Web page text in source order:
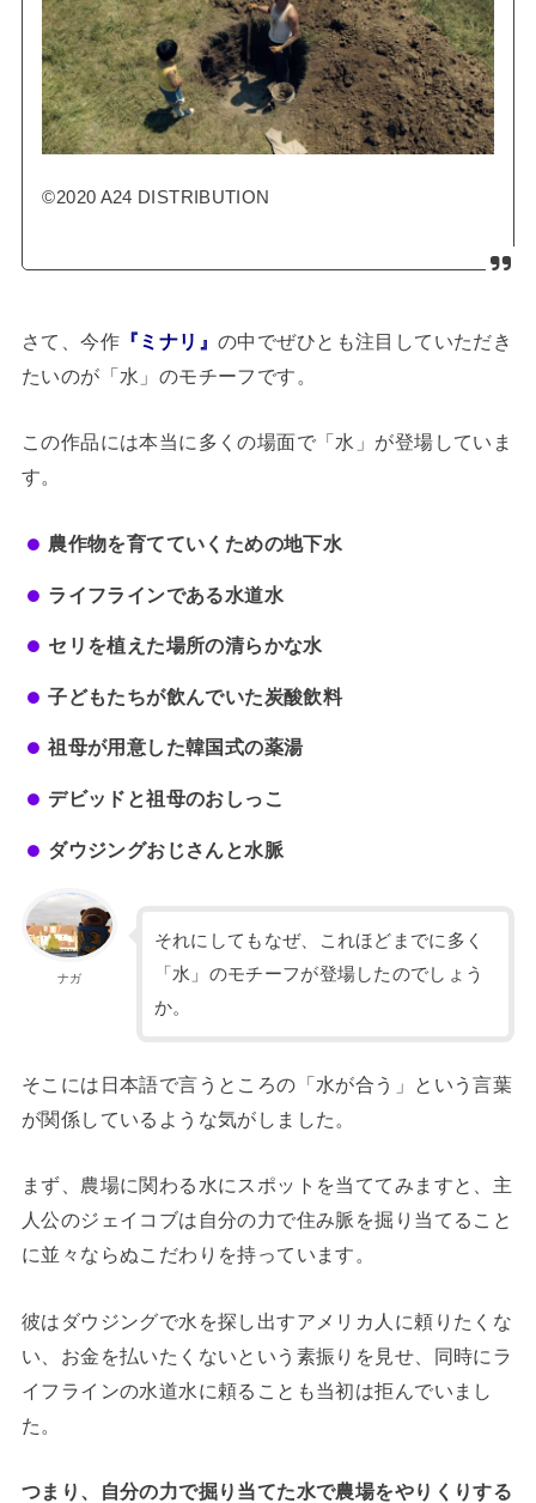
©2020 A24 DISTRIBUTION
さて、今作『ミナリ』の中でぜひとも注目していただき
たいのが「水」のモチーフです。
この作品には本当に多くの場面で「水」が登場していま
す。
農作物を育てていくための地下水
ライフラインである水道水
セリを植えた場所の清らかな水
子どもたちが飲んでいた炭酸飲料
祖母が用意した韓国式の薬湯
デビッドと祖母のおしっこ
ダウジングおじさんと水脈
ナガ
それにしてもなぜ、これほどまでに多く
「水」のモチーフが登場したのでしょう
か。
そこには日本語で言うところの「水が合う」という言葉
が関係しているような気がしました。
まず、農場に関わる水にスポットを当ててみますと、主
人公のジェイコブは自分の力で住み脈を掘り当てること
に並々ならぬこだわりを持っています。
彼はダウジングで水を探し出すアメリカ人に頼りたくな
い、お金を払いたくないという素振りを見せ、同時にラ
イフラインの水道水に頼ることも当初は拒んでいまし
た。
つまり、自分の力で掘り当てた水で農場をやりくりする